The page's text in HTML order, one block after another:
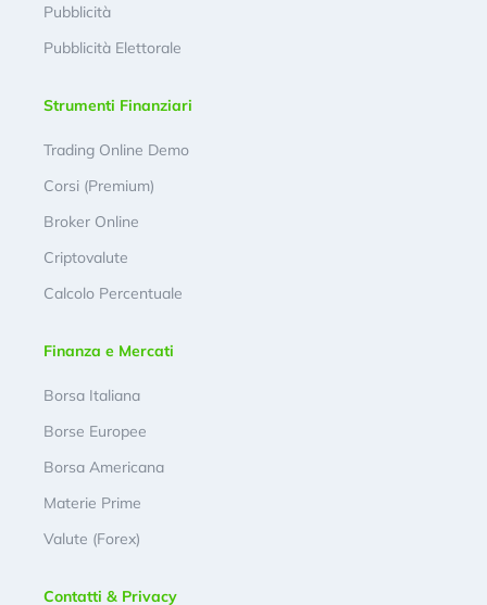
Pubblicità
Pubblicità Elettorale
Strumenti Finanziari
Trading Online Demo
Corsi (Premium)
Broker Online
Criptovalute
Calcolo Percentuale
Finanza e Mercati
Borsa Italiana
Borse Europee
Borsa Americana
Materie Prime
Valute (Forex)
Contatti & Privacy